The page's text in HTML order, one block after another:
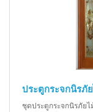
ประตูกระจกนิรภั
ชุดประตูกระจกนิรภัย